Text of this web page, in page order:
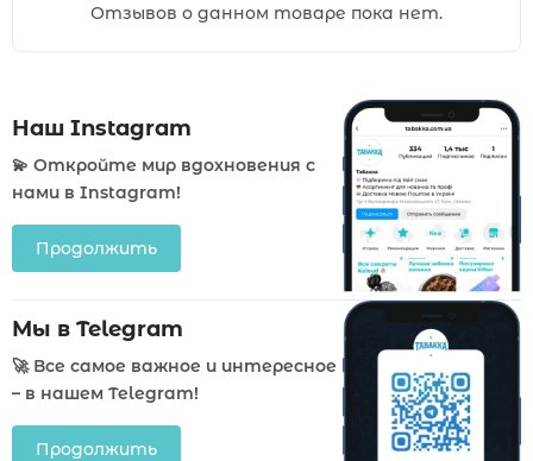
Отзывов о данном товаре пока нет.
Наш Instagram
💫 Откройте мир вдохновения с
нами в Instagram!
Продолжить
Мы в Telegram
🚀 Все самое важное и интересное
– в нашем Telegram!
Продолжить